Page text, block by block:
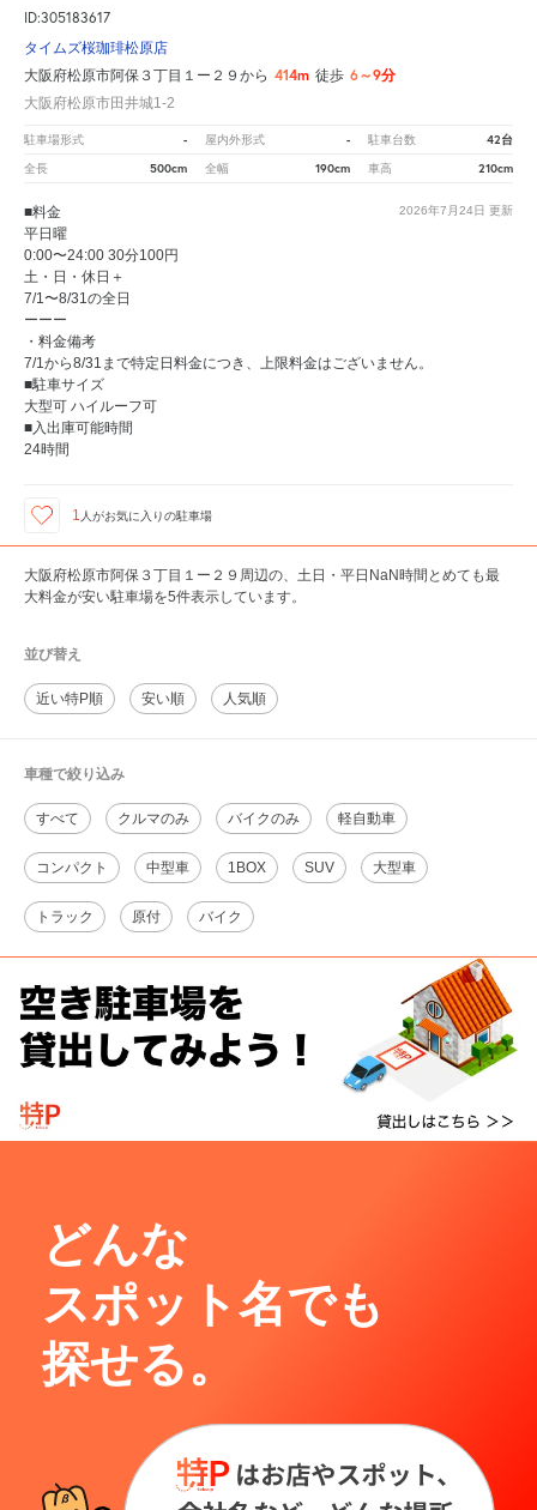
ID:305183617
タイムズ桜珈琲松原店
大阪府松原市阿保３丁目１ー２９から 414m 徒歩 6～9分
大阪府松原市田井城1-2
駐車場形式 - 屋内外形式 - 駐車台数 42台
全長 500cm 全幅 190cm 車高 210cm
2026年7月24日 更新
■料金
平日曜
0:00〜24:00 30分100円
土・日・休日＋
7/1〜8/31の全日
ーーー
・料金備考
7/1から8/31まで特定日料金につき、上限料金はございません。
■駐車サイズ
大型可 ハイルーフ可
■入出庫可能時間
24時間
1 人がお気に入りの駐車場
大阪府松原市阿保３丁目１ー２９周辺の、土日・平日NaN時間とめても最
大料金が安い駐車場を5件表示しています。
並び替え
近い特P順 安い順 人気順
車種で絞り込み
すべて クルマのみ バイクのみ 軽自動車
コンパクト 中型車 1BOX SUV 大型車
トラック 原付 バイク
どんな
スポット名でも
探せる。